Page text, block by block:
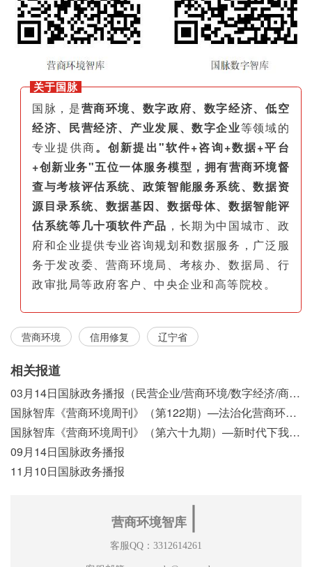
关于国脉
国脉，是营商环境、数字政府、数字经济、低空
经济、民营经济、产业发展、数字企业等领域的
专业提供商。创新提出"软件+咨询+数据+平台
+创新业务"五位一体服务模型，拥有营商环境督
查与考核评估系统、政策智能服务系统、数据资
源目录系统、数据基因、数据母体、数据智能评
估系统等几十项软件产品 ，长期为中国城市、政
府和企业提供专业咨询规划和数据服务，广泛服
务于发改委、营商环境局、考核办、数据局、行
政审批局等政府客户、中央企业和高等院校。
营商环境 信用修复 辽宁省
相关报道
03月14日国脉政务播报（民营企业/营商环境/数字经济/商事制度改革）
国脉智库《营商环境周刊》（第122期）—法治化营商环境视域下我国行政执法公示制度浅析
国脉智库《营商环境周刊》（第六十九期）—新时代下我国营商环境标准体系构建初探
09月14日国脉政务播报
11月10日国脉政务播报
营商环境智库
客服QQ：3312614261